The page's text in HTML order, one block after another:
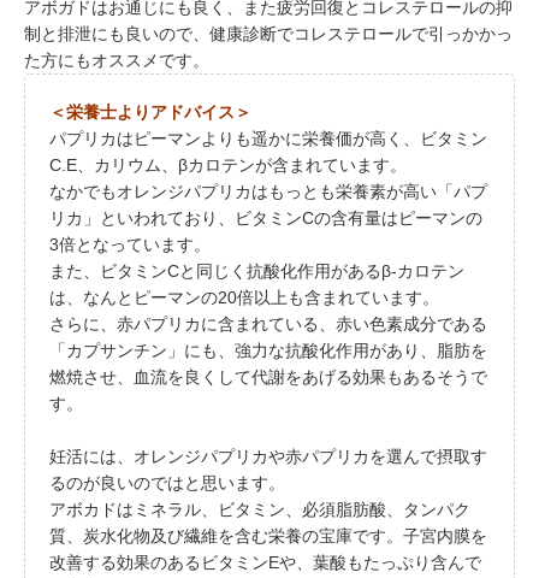
アボガドはお通じにも良く、また疲労回復とコレステロールの抑
制と排泄にも良いので、健康診断でコレステロールで引っかかっ
た方にもオススメです。
＜栄養士よりアドバイス＞
パプリカはピーマンよりも遥かに栄養価が高く、ビタミン
C.E、カリウム、βカロテンが含まれています。
なかでもオレンジパプリカはもっとも栄養素が高い「パプ
リカ」といわれており、ビタミンCの含有量はピーマンの
3倍となっています。
また、ビタミンCと同じく抗酸化作用があるβ‐カロテン
は、なんとピーマンの20倍以上も含まれています。
さらに、赤パプリカに含まれている、赤い色素成分である
「カプサンチン」にも、強力な抗酸化作用があり、脂肪を
燃焼させ、血流を良くして代謝をあげる効果もあるそうで
す。
妊活には、オレンジパプリカや赤パプリカを選んで摂取す
るのが良いのではと思います。
アボカドはミネラル、ビタミン、必須脂肪酸、タンパク
質、炭水化物及び繊維を含む栄養の宝庫です。子宮内膜を
改善する効果のあるビタミンEや、葉酸もたっぷり含んで